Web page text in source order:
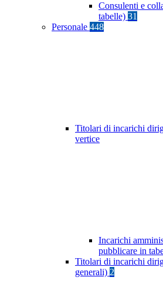
Consulenti e
tabelle) 31
Personale 448
Titolari di incarichi
vertice
Incarichi
pubblicare in
Titolari di incarichi
generali) 2